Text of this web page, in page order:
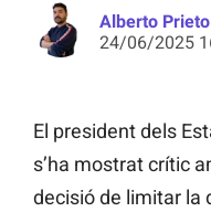
Alberto Prieto
24/06/2025
El president dels
s’ha mostrat crític
decisió de limitar la